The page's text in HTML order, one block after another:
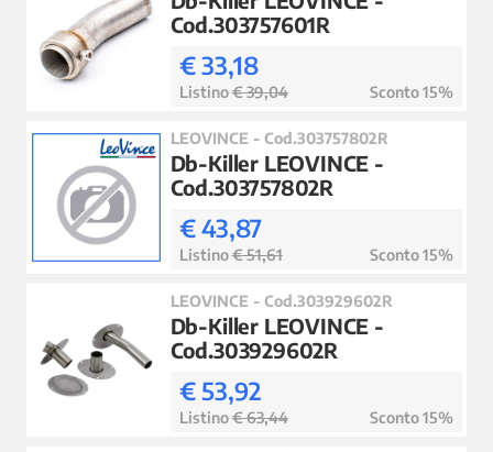
Cod.303757601R
€ 33,18
Listino€ 39,04 Sconto 15%
LEOVINCE - Cod.303757802R
Db-Killer LEOVINCE -
Cod.303757802R
€ 43,87
Listino€ 51,61 Sconto 15%
LEOVINCE - Cod.303929602R
Db-Killer LEOVINCE -
Cod.303929602R
€ 53,92
Listino€ 63,44 Sconto 15%